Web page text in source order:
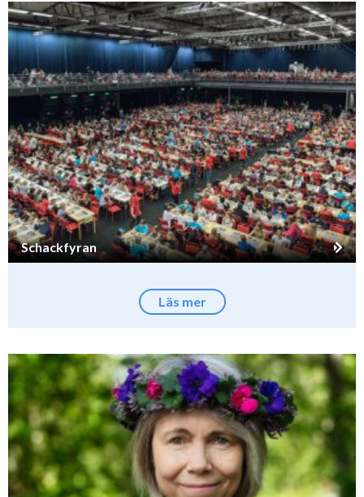
Schackfyran
Läs mer